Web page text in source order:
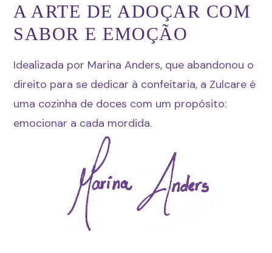
A ARTE DE ADOÇAR COM
SABOR E EMOÇÃO
Idealizada por Marina Anders, que abandonou o
direito para se dedicar à confeitaria, a Zulcare é
uma cozinha de doces com um propósito:
emocionar a cada mordida.